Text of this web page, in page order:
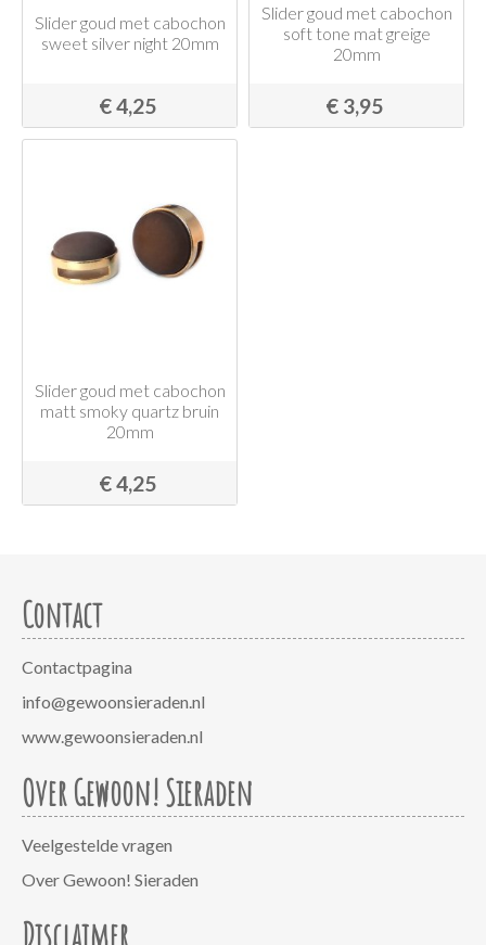
Slider goud met cabochon
sweet silver night 20mm
€ 4,25
Slider goud met cabochon
soft tone mat greige
20mm
€ 3,95
Slider goud met cabochon
matt smoky quartz bruin
20mm
€ 4,25
Contact
Contactpagina
info@gewoonsieraden.nl
www.gewoonsieraden.nl
Over Gewoon! Sieraden
Veelgestelde vragen
Over Gewoon! Sieraden
Disclaimer